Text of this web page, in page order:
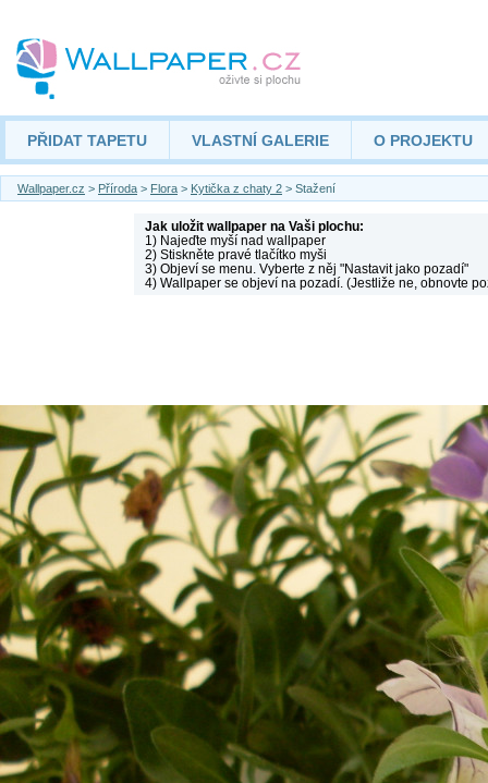
PŘIDAT TAPETU VLASTNÍ GALERIE O PROJEKTU
Wallpaper.cz > Příroda > Flora > Kytička z chaty 2 > Stažení
Jak uložit wallpaper na Vaši plochu:
1) Najeďte myší nad wallpaper
2) Stiskněte pravé tlačítko myši
3) Objeví se menu. Vyberte z něj "Nastavit jako pozadí"
4) Wallpaper se objeví na pozadí. (Jestliže ne, obnovte